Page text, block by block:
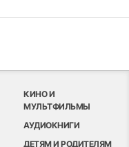
КИНО И
МУЛЬТФИЛЬМЫ
АУДИОКНИГИ
ДЕТЯМ И РОДИТЕЛЯМ